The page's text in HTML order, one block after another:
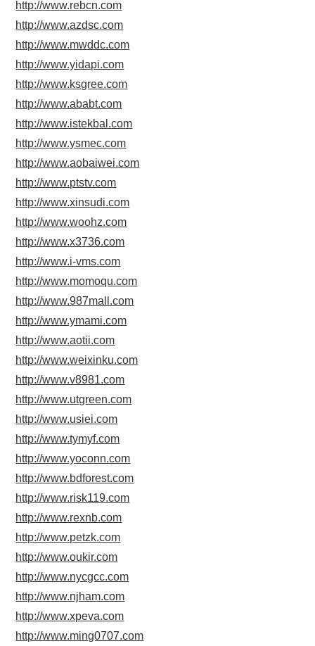
http://www.rebcn.com
http://www.azdsc.com
http://www.mwddc.com
http://www.yidapi.com
http://www.ksgree.com
http://www.ababt.com
http://www.istekbal.com
http://www.ysmec.com
http://www.aobaiwei.com
http://www.ptstv.com
http://www.xinsudi.com
http://www.woohz.com
http://www.x3736.com
http://www.i-vms.com
http://www.momoqu.com
http://www.987mall.com
http://www.ymami.com
http://www.aotii.com
http://www.weixinku.com
http://www.v8981.com
http://www.utgreen.com
http://www.usiei.com
http://www.tymyf.com
http://www.yoconn.com
http://www.bdforest.com
http://www.risk119.com
http://www.rexnb.com
http://www.petzk.com
http://www.oukir.com
http://www.nycgcc.com
http://www.njham.com
http://www.xpeva.com
http://www.ming0707.com